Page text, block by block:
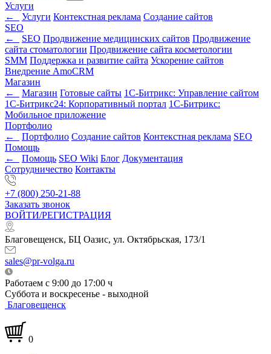
Услуги
←
Услуги Контекстная реклама Создание сайтов
SEO
←
SEO Продвижение медицинских сайтов Продвижение
сайта стоматологии Продвижение сайта косметологии
SMM Поддержка и развитие сайта Ускорение сайтов
Внедрение AmoCRM
Магазин
←
Магазин Готовые сайты 1С-Битрикс: Управление сайтом
1С-Битрикс24: Корпоративный портал 1С-Битрикс:
Мобильное приложение
Портфолио
←
Портфолио Создание сайтов Контекстная реклама SEO
Помощь
←
Помощь SEO Wiki Блог Документация
Сотрудничество Контакты
+7 (800) 250-21-88
Заказать звонок
ВОЙТИ/РЕГИСТРАЦИЯ
Благовещенск, БЦ Оазис, ул. Октябрьская, 173/1
sales@pr-volga.ru
Работаем с 9:00 до 17:00 ч
Суббота и воскресенье - выходной
Благовещенск
0